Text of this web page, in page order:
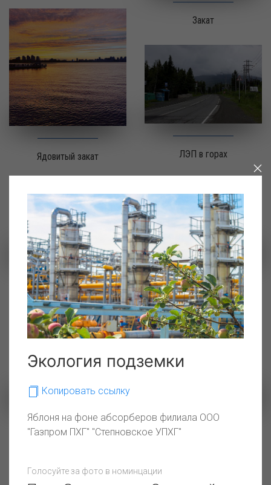
Ядовитый закат
Буровая в Западной Сибири
Закат
Хрупкая природа Крайнего
ЛЭП в горах
Рефт ГРЭС
Во благо семьи
Экология подземки
Копировать ссылку
Яблоня на фоне абсорберов филиала ООО
"Газпром ПХГ" "Степновское УПХГ"
Голосуйте за фото в номинцации